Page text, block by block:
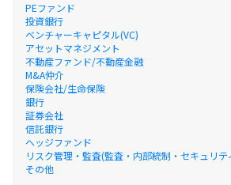
PEファンド
投資銀行
ベンチャーキャピタル(VC)
アセットマネジメント
不動産ファンド/不動産金融
M&A仲介
保険会社/生命保険
銀行
証券会社
信託銀行
ヘッジファンド
リスク管理・監査(監査・内部統制・セキュリテ
その他